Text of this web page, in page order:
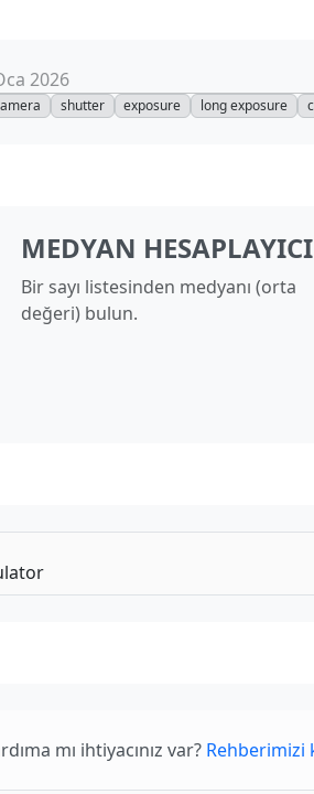
2026
shutter exposure long exposure
MEDYAN HESAPLAYICI
Bir sayı listesinden medyanı (orta
değeri) bulun.
mı ihtiyacınız var? Rehberimizi